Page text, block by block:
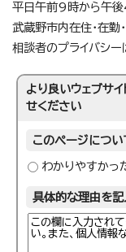
平日午前9時から午
武蔵野市内在住・在勤
相談者のプライバシー
より良いウェブサ
せください
このページにつ
わかりやすかっ
具体的な理由を記